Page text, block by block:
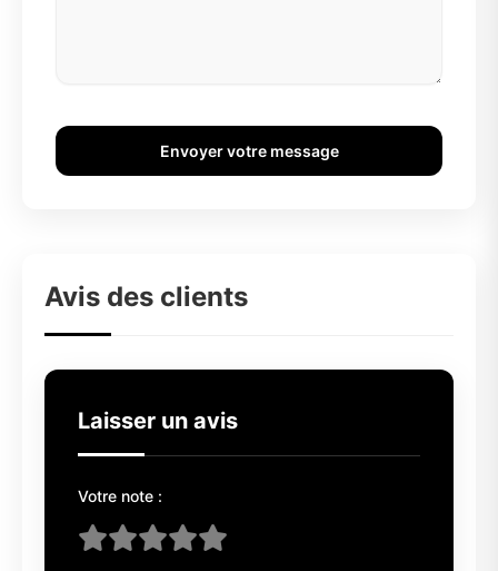
Envoyer votre message
Avis des clients
Laisser un avis
Votre note :